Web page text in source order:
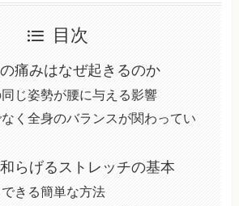
目次
痛みはなぜ起きるのか
じ姿勢が腰に与える影響
く全身のバランスが関わってい
らげるストレッチの基本
きる簡単な方法